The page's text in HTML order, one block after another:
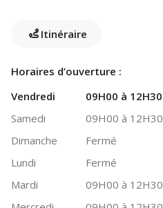
Itinéraire
Horaires d’ouverture :
Vendredi
09H00 à 12H30
Samedi
09H00 à 12H30
Dimanche
Fermé
Lundi
Fermé
Mardi
09H00 à 12H30